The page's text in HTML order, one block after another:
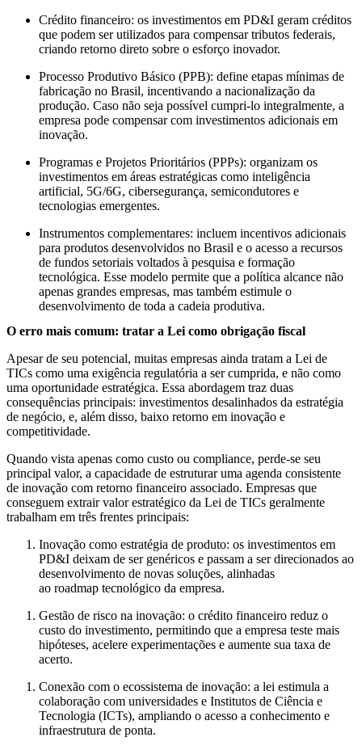
Crédito financeiro: os investimentos em PD&I geram créditos
que podem ser utilizados para compensar tributos federais,
criando retorno direto sobre o esforço inovador.
Processo Produtivo Básico (PPB): define etapas mínimas de
fabricação no Brasil, incentivando a nacionalização da
produção. Caso não seja possível cumpri-lo integralmente, a
empresa pode compensar com investimentos adicionais em
inovação.
Programas e Projetos Prioritários (PPPs): organizam os
investimentos em áreas estratégicas como inteligência
artificial, 5G/6G, cibersegurança, semicondutores e
tecnologias emergentes.
Instrumentos complementares: incluem incentivos adicionais
para produtos desenvolvidos no Brasil e o acesso a recursos
de fundos setoriais voltados à pesquisa e formação
tecnológica. Esse modelo permite que a política alcance não
apenas grandes empresas, mas também estimule o
desenvolvimento de toda a cadeia produtiva.
O erro mais comum: tratar a Lei como obrigação fiscal
Apesar de seu potencial, muitas empresas ainda tratam a Lei de
TICs como uma exigência regulatória a ser cumprida, e não como
uma oportunidade estratégica. Essa abordagem traz duas
consequências principais: investimentos desalinhados da estratégia
de negócio, e, além disso, baixo retorno em inovação e
competitividade.
Quando vista apenas como custo ou compliance, perde-se seu
principal valor, a capacidade de estruturar uma agenda consistente
de inovação com retorno financeiro associado. Empresas que
conseguem extrair valor estratégico da Lei de TICs geralmente
trabalham em três frentes principais:
Inovação como estratégia de produto: os investimentos em
PD&I deixam de ser genéricos e passam a ser direcionados ao
desenvolvimento de novas soluções, alinhadas
ao roadmap tecnológico da empresa.
Gestão de risco na inovação: o crédito financeiro reduz o
custo do investimento, permitindo que a empresa teste mais
hipóteses, acelere experimentações e aumente sua taxa de
acerto.
Conexão com o ecossistema de inovação: a lei estimula a
colaboração com universidades e Institutos de Ciência e
Tecnologia (ICTs), ampliando o acesso a conhecimento e
infraestrutura de ponta.